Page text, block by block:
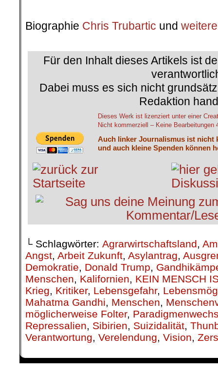
Biographie Chris Trubartic und
Für den Inhalt dieses Artikels ist
Dabei muss es sich nicht
Redaktion
Dieses Werk ist lizenziert unter einer
Nicht kommerziell – Keine Bearbeitungen
Auch linker Journalismus ist nicht
und auch kleine Spenden können
└ Schlagwörter: Agrarwirtschaftsland,
Angst, Arbeit Zukunft, Asylantrag,
Demokratie, Donald Trump,
Menschen, Kalifornien, KEIN MENSCH
Krieg, Kritiker, Lebensgefahr,
Mahatma Gandhi, Menschen,
möglicherweise Folter,
Repressalien, Sibirien, Suizidalität,
Verantwortung, Verelendung, Vision,